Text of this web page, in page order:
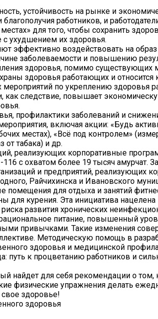
устойчивость на рынке и
работников, и
для того, чтобы сохранить
с ухудшением их здоровья.
эффективно воздействовать на
заболеваемости и повышению
здоровья, помимо существующих
здоровья работающих и
мероприятий по укреплению здоровья
как следствие, повышает
профилактики заболеваний и
включая акции: «Будь
местах), «Всё под контролем»
табака) и др.
реализующих корпоративные
с охватом более 19 тысяч амурчат.
и предприятий, реализующих
Райчихинска и Ивановского
помещения для отдыха и занятий
для курения. Эта инициатива
развития хронических
питание, повышенный
привычками. Такие изменения
Методическую помощь в
здоровья и медицинской
путь к процветанию работников и
найдет для себя рекомендации о
физические упражнения делать
свое здоровье!
здоровья